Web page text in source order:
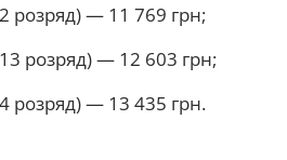
розряд) — 11 769 грн;
розряд) — 12 603 грн;
розряд) — 13 435 грн.